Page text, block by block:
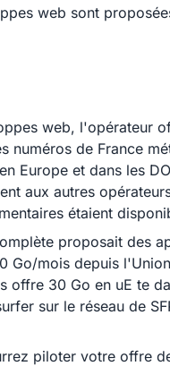
web sont
web, l'opérateur
numéros de France
Europe et dans les
aux autres
étaient
proposait des
Go/mois depuis
30 Go en uE te
sur le réseau de
piloter votre offre